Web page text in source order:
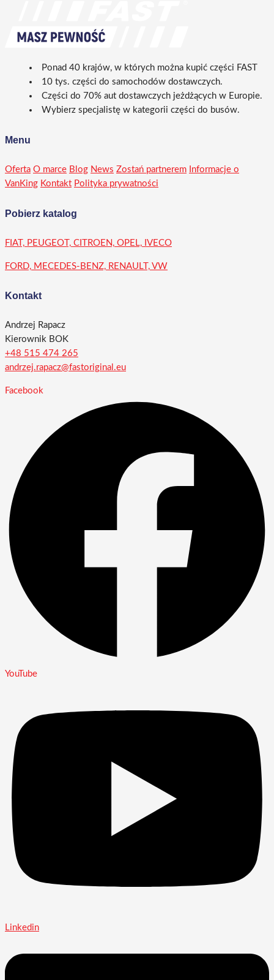
Ponad 40 krajów, w których można kupić części FAST
10 tys. części do samochodów dostawczych.
Części do 70% aut dostawczych jeżdżących w Europie.
Wybierz specjalistę w kategorii części do busów.
Menu
Oferta O marce Blog News Zostań partnerem Informacje o
VanKing Kontakt Polityka prywatności
Pobierz katalog
FIAT, PEUGEOT, CITROEN, OPEL, IVECO
FORD, MECEDES-BENZ, RENAULT, VW
Kontakt
Andrzej Rapacz
Kierownik BOK
+48 515 474 265
andrzej.rapacz@fastoriginal.eu
Facebook
YouTube
Linkedin